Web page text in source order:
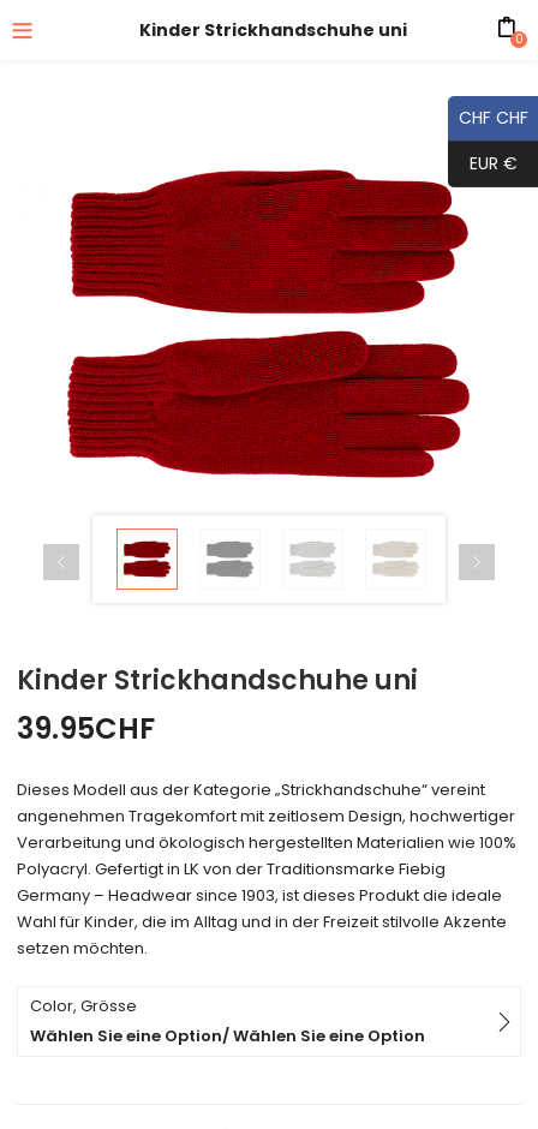
Kinder Strickhandschuhe uni 0
Kinder Strickhandschuhe uni
39.95CHF
Dieses Modell aus der Kategorie „Strickhandschuhe“ vereint
angenehmen Tragekomfort mit zeitlosem Design, hochwertiger
Verarbeitung und ökologisch hergestellten Materialien wie 100%
Polyacryl. Gefertigt in LK von der Traditionsmarke Fiebig
Germany – Headwear since 1903, ist dieses Produkt die ideale
Wahl für Kinder, die im Alltag und in der Freizeit stilvolle Akzente
setzen möchten.
Color, Grösse
Wählen Sie eine Option/ Wählen Sie eine Option
CHF CHF
EUR €